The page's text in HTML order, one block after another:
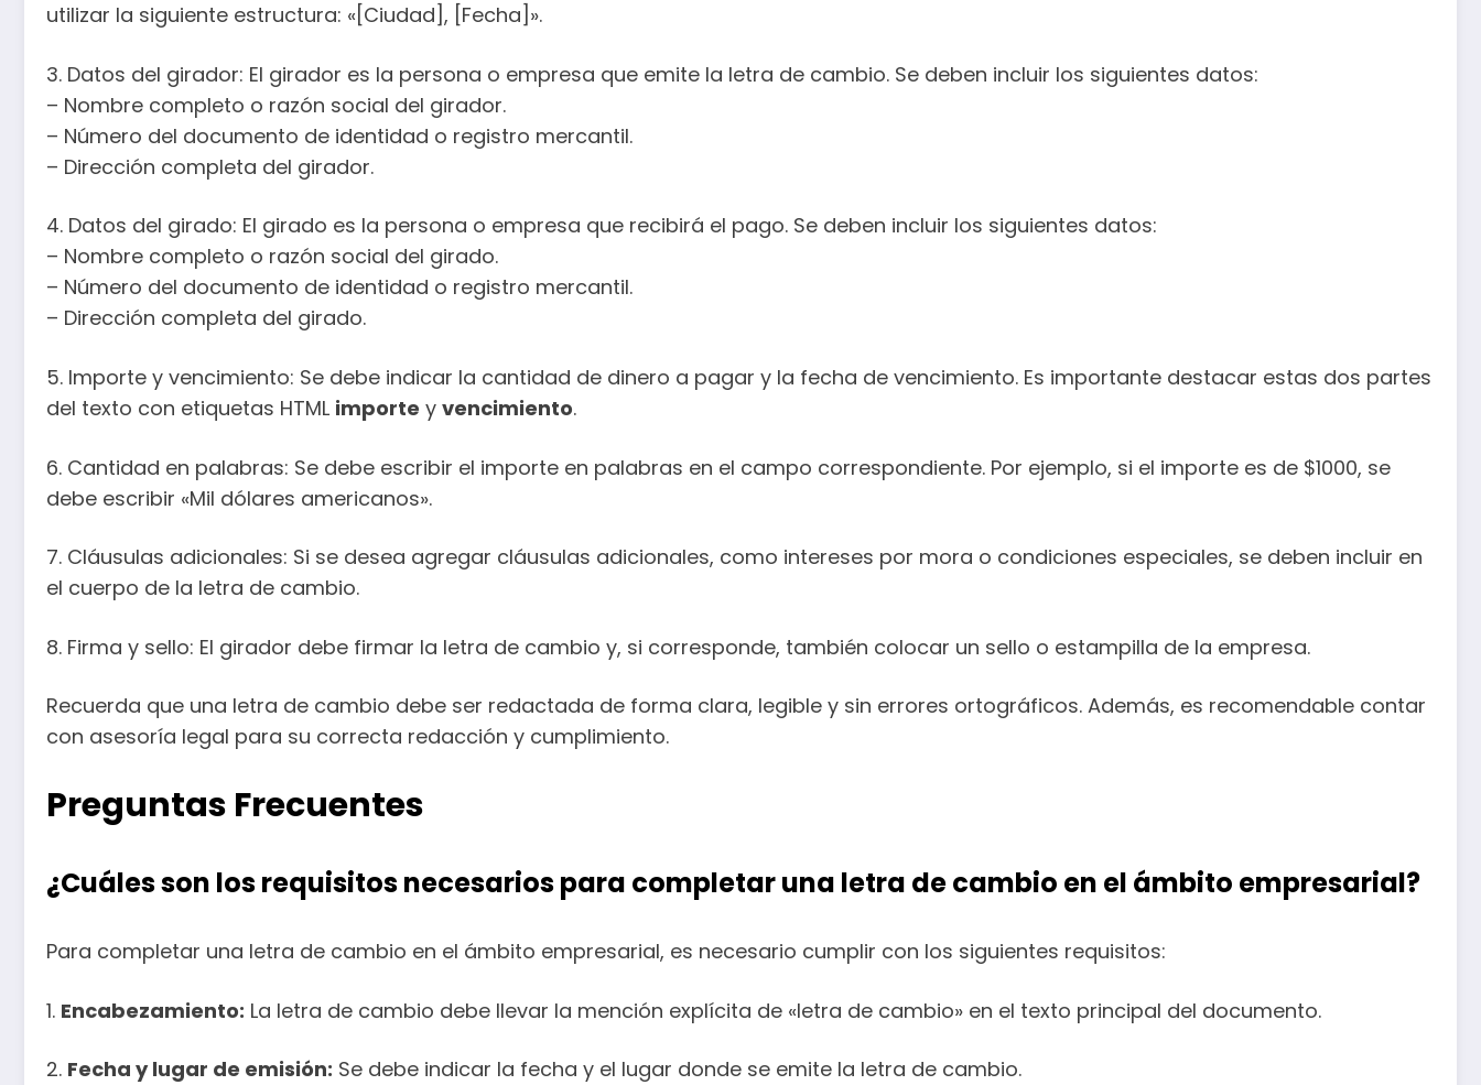
utilizar la siguiente estructura: «[Ciudad], [Fecha]».
3. Datos del girador: El girador es la persona o empresa que emite la letra de cambio. Se deben incluir los siguientes datos:
– Nombre completo o razón social del girador.
– Número del documento de identidad o registro mercantil.
– Dirección completa del girador.
4. Datos del girado: El girado es la persona o empresa que recibirá el pago. Se deben incluir los siguientes datos:
– Nombre completo o razón social del girado.
– Número del documento de identidad o registro mercantil.
– Dirección completa del girado.
5. Importe y vencimiento: Se debe indicar la cantidad de dinero a pagar y la fecha de vencimiento. Es importante destacar estas dos partes
del texto con etiquetas HTML importe y vencimiento.
6. Cantidad en palabras: Se debe escribir el importe en palabras en el campo correspondiente. Por ejemplo, si el importe es de $1000, se
debe escribir «Mil dólares americanos».
7. Cláusulas adicionales: Si se desea agregar cláusulas adicionales, como intereses por mora o condiciones especiales, se deben incluir en
el cuerpo de la letra de cambio.
8. Firma y sello: El girador debe firmar la letra de cambio y, si corresponde, también colocar un sello o estampilla de la empresa.
Recuerda que una letra de cambio debe ser redactada de forma clara, legible y sin errores ortográficos. Además, es recomendable contar
con asesoría legal para su correcta redacción y cumplimiento.
Preguntas Frecuentes
¿Cuáles son los requisitos necesarios para completar una letra de cambio en el ámbito empresarial?
Para completar una letra de cambio en el ámbito empresarial, es necesario cumplir con los siguientes requisitos:
1. Encabezamiento: La letra de cambio debe llevar la mención explícita de «letra de cambio» en el texto principal del documento.
2. Fecha y lugar de emisión: Se debe indicar la fecha y el lugar donde se emite la letra de cambio.